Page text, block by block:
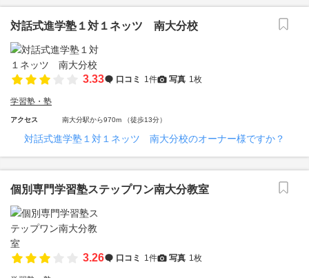
対話式進学塾１対１ネッツ 南大分校
3.33 口コミ 1件 写真 1枚
学習塾・塾
アクセス 南大分駅から970m （徒歩13分）
対話式進学塾１対１ネッツ 南大分校のオーナー様ですか？
個別専門学習塾ステップワン南大分教室
3.26 口コミ 1件 写真 1枚